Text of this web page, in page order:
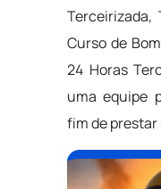
Terceirizada,
Curso de
24 Horas
uma equipe
fim de